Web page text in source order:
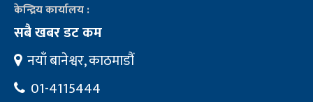
केन्द्रिय कार्यालय :
सबै खबर डट कम
नयाँ बानेश्वर, काठमाडौं
01-4115444